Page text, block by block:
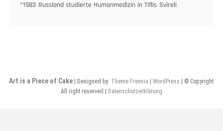
*1983 Russland studierte Humanmedizin in Tiflis Svireli
Art is a Piece of Cake | Designed by: Theme Freesia |WordPress
| © Copyright
All right reserved |
Datenschutzerklärung